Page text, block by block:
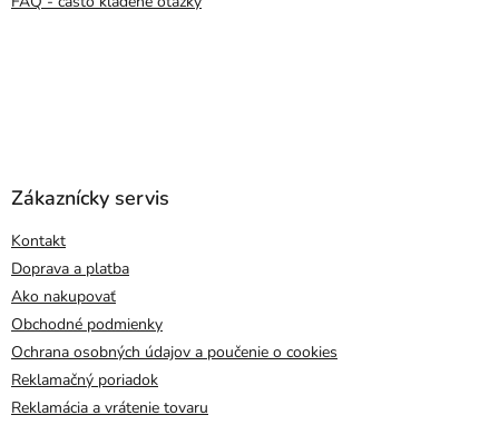
Zákaznícky servis
Kontakt
Doprava a platba
Ako nakupovať
Obchodné podmienky
Ochrana osobných údajov a poučenie o cookies
Reklamačný poriadok
Reklamácia a vrátenie tovaru